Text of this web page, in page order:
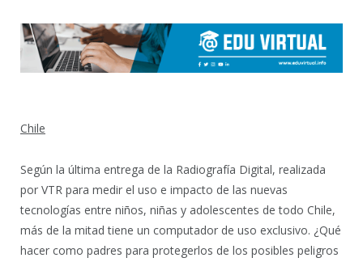
Chile
Según la última entrega de la Radiografía Digital, realizada
por VTR para medir el uso e impacto de las nuevas
tecnologías entre niños, niñas y adolescentes de todo Chile,
más de la mitad tiene un computador de uso exclusivo. ¿Qué
hacer como padres para protegerlos de los posibles peligros